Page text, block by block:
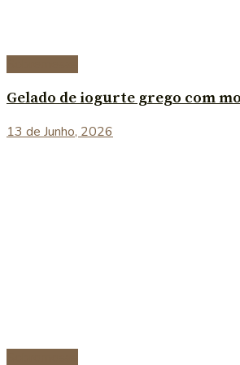
Gelado de iogurte grego com
13 de Junho, 2026